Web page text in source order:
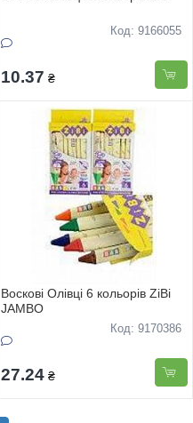
Код: 9166055
10.37 ₴
Воскові Олівці 6 кольорів ZiBi
JAMBO
Код: 9170386
27.24 ₴